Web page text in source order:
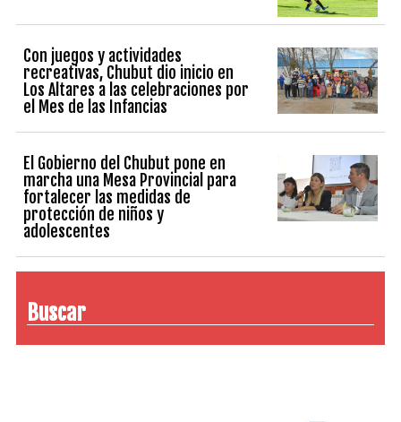
Con juegos y actividades
recreativas, Chubut dio inicio en
Los Altares a las celebraciones por
el Mes de las Infancias
El Gobierno del Chubut pone en
marcha una Mesa Provincial para
fortalecer las medidas de
protección de niños y
adolescentes
Buscar